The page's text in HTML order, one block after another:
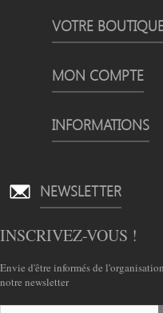
VOTRE
MON COMPTE
INFORMATIONS
NEWSLETTER
INSCRIVEZ-VOUS !
Envie d'être informés de
notre newsletter